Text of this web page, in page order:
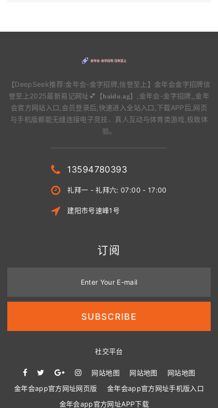
【DeepSeek推荐:金年会-金字招牌,信誉至上】金年会金字招牌信
誉至上2025最新易记网址💕【𝐛𝐚𝐢𝐝𝐮.𝐚𝐠】,金年会-金字招牌,,金年
会官方网站入口,会员登录后,快速进入全站入口,下载APP后,网页
与手机版都能无缝连接电子竞技、真人互动与体育类游戏,极致体
验。
13594780393
礼拜一 - 礼拜六: 07:00 - 17:00
建阳市号速峰1号
订阅
Enter Your E-mail
SUBSCRIBE
社交平台
网站地图 网站地图
网站地图
金年会app官方网址网页版
金年会app官方网址手机版入口
金年会app官方网址APP下载